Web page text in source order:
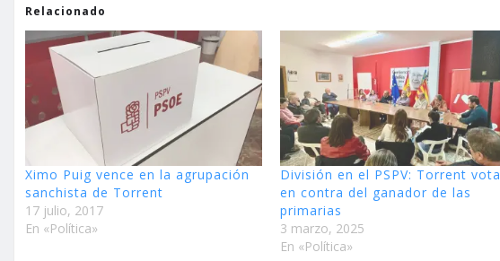
Relacionado
Ximo Puig vence en la agrupación
sanchista de Torrent
17 julio, 2017
En «Política»
División en el PSPV: Torrent vota
en contra del ganador de las
primarias
3 marzo, 2025
En «Política»